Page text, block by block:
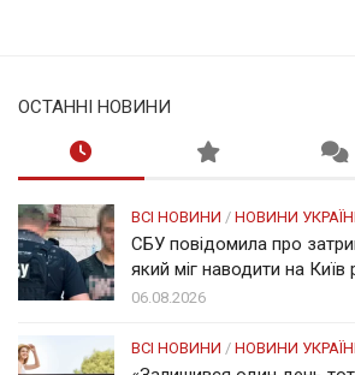
ОСТАННІ НОВИНИ
ВСІ НОВИНИ / НОВИНИ
СБУ повідомила про
який міг наводити на Київ
06.08.2026
ВСІ НОВИНИ / НОВИНИ